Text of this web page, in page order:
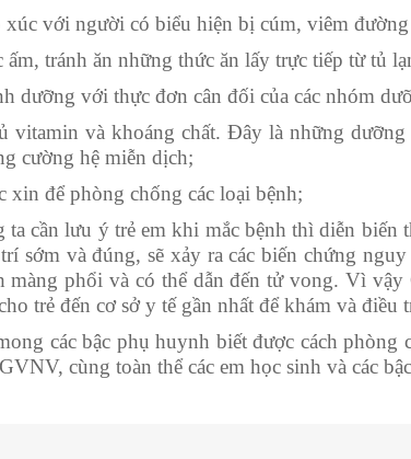
với người có biểu hiện bị cúm, viêm
ấm, tránh ăn những thức ăn lấy trực tiếp từ tủ
dưỡng với thực đơn cân đối của các nhóm
vitamin và khoáng chất. Đây là những
cường hệ miễn dịch;
xin để phòng chống các loại bệnh;
ta cần lưu ý trẻ em khi mắc bệnh thì diễn
sớm và đúng, sẽ xảy ra các biến chứng
màng phổi và có thể dẫn đến tử vong. Vì
trẻ đến cơ sở y tế gần nhất để khám và điều
các bậc phụ huynh biết được cách
cùng toàn thể các em học sinh và các